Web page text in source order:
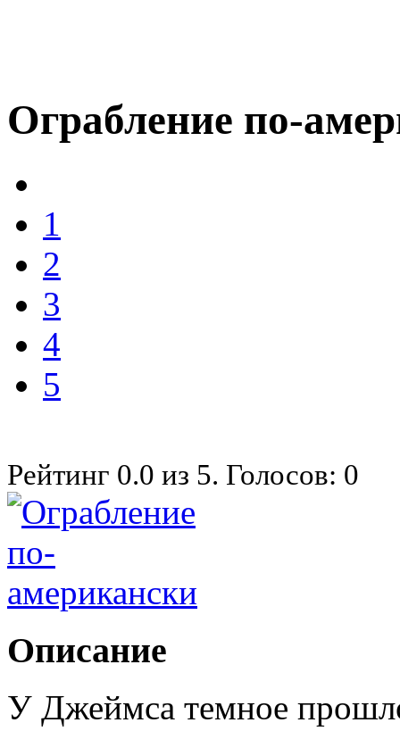
Ограбление по-
1
2
3
4
5
Рейтинг 0.0 из 5. Голосов: 0
Описание
У Джеймса темное